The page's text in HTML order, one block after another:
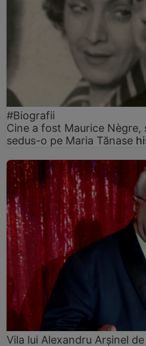
#Biografii
Cine a fost Maurice
sedus-o pe Maria Tănase
Vila lui Alexandru Arșinel